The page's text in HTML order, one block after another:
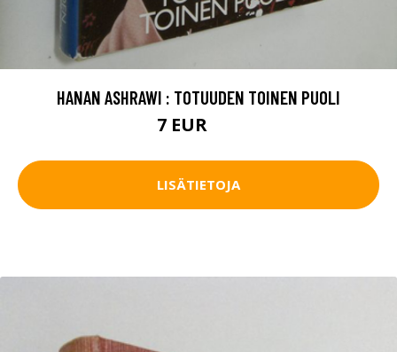
HANAN ASHRAWI : TOTUUDEN TOINEN PUOLI
7 EUR
LISÄTIETOJA